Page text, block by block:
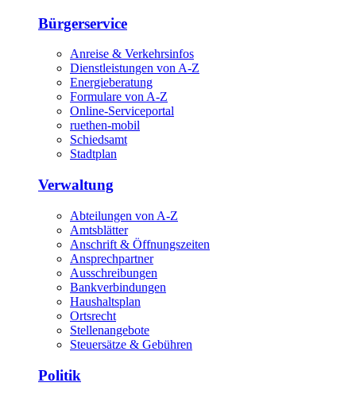
Bürgerservice
Anreise & Verkehrsinfos
Dienstleistungen von A-Z
Energieberatung
Formulare von A-Z
Online-Serviceportal
ruethen-mobil
Schiedsamt
Stadtplan
Verwaltung
Abteilungen von A-Z
Amtsblätter
Anschrift & Öffnungszeiten
Ansprechpartner
Ausschreibungen
Bankverbindungen
Haushaltsplan
Ortsrecht
Stellenangebote
Steuersätze & Gebühren
Politik